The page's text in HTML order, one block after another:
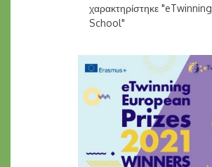
χαρακτηρίστηκε "eTwinning
School"